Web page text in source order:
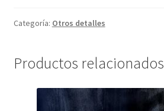
cantidad
Categoría: Otros detalles
Productos relacionados